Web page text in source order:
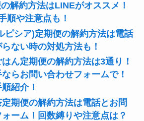
解約方法はLINEがオススメ！
順や注意点も！
ピシア)定期便の解約方法は電話
らない時の対処方法も！
ん定期便の解約方法は3通り！
らお問い合わせフォームで！
紹介！
期便の解約方法は電話とお問
ーム！回数縛りや注意点は？